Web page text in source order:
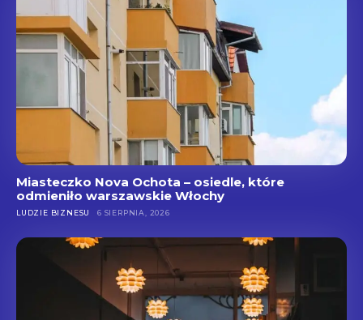
Miasteczko Nova Ochota – osiedle, które
odmieniło warszawskie Włochy
LUDZIE BIZNESU 6 SIERPNIA, 2026